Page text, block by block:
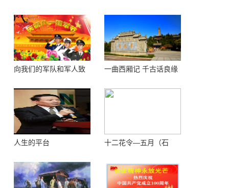
向我们的军队和军人致
一曲西厢记 千古话良缘
人生的平台
十二花令—五月（石